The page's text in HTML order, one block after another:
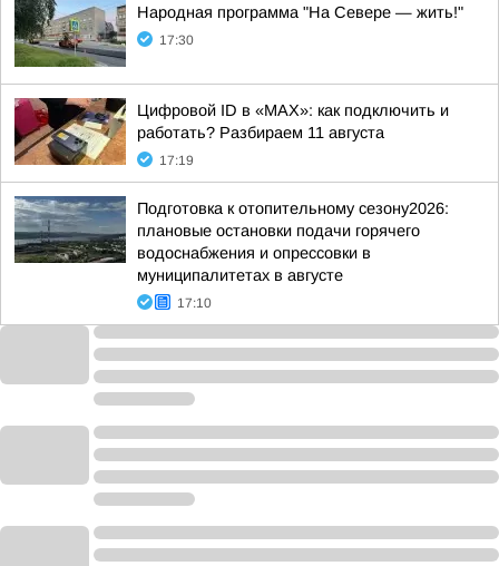
Народная программа "На Севере — жить!"
17:30
Цифровой ID в «MAX»: как подключить и
работать? Разбираем 11 августа
17:19
Подготовка к отопительному сезону2026:
плановые остановки подачи горячего
водоснабжения и опрессовки в
муниципалитетах в августе
17:10